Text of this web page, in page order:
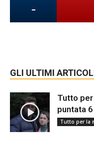
-
GLI ULTIMI
Tutto
puntata
Tutto per la